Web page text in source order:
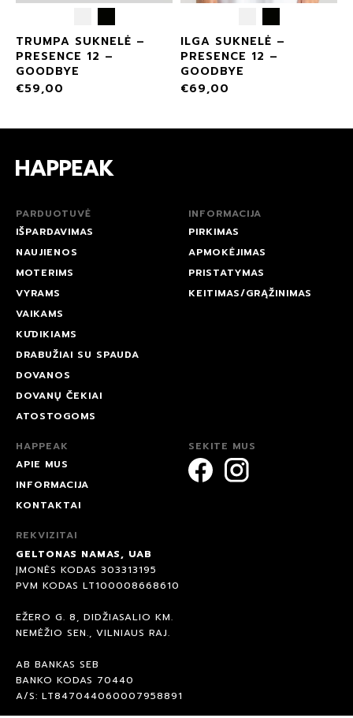
TRUMPA SUKNELĖ –
PRESENCE 12 –
GOODBYE
€59,00
ILGA SUKNELĖ –
PRESENCE 12 –
GOODBYE
€69,00
PARDUOTUVĖ
IŠPARDAVIMAS
NAUJIENOS
MOTERIMS
VYRAMS
VAIKAMS
KŪDIKIAMS
DRABUŽIAI SU SPAUDA
DOVANOS
DOVANŲ ČEKIAI
ATOSTOGOMS
INFORMACIJA
PIRKIMAS
APMOKĖJIMAS
PRISTATYMAS
KEITIMAS/GRĄŽINIMAS
HAPPEAK
APIE MUS
INFORMACIJA
KONTAKTAI
SEKITE MUS
REKVIZITAI
GELTONAS NAMAS, UAB
ĮMONĖS KODAS 303313195
PVM KODAS LT100008668610
EŽERO G. 8, DIDŽIASALIO KM.
NEMĖŽIO SEN., VILNIAUS RAJ.
AB BANKAS SEB
BANKO KODAS 70440
A/S: LT847044060007958891